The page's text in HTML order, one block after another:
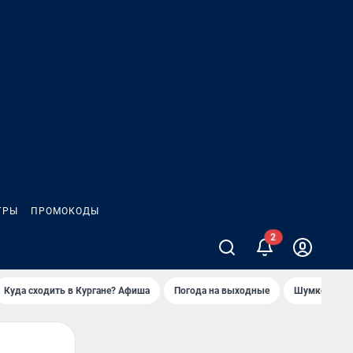
ПРОМОКОДЫ
2
Куда сходить в Кургане? Афиша Погода на выходные Шумков в